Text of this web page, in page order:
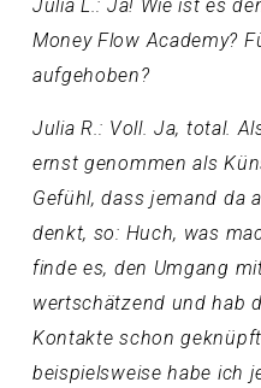
Julia L.: Ja! Wie ist es
Money Flow Academy?
aufgehoben?
Julia R.: Voll. Ja, total.
ernst genommen als
Gefühl, dass jemand da
denkt, so: Huch, was
finde es, den Umgang
wertschätzend und hab
Kontakte schon
beispielsweise habe ich